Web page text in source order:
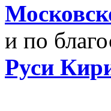
и по
Руси